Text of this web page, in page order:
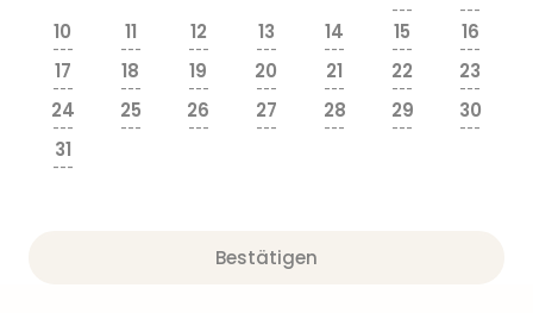
--- ---
10
---
11
---
12
---
13
---
14
---
15
---
16
---
17
---
18
---
19
---
20
---
21
---
22
---
23
---
24
---
25
---
26
---
27
---
28
---
29
---
30
---
31
---
Bestätigen